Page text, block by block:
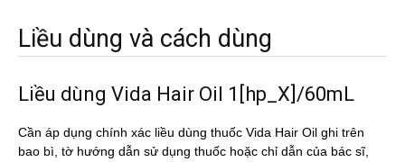
Liều dùng và cách dùng
Liều dùng Vida Hair Oil 1[hp_X]/60mL
Cần áp dụng chính xác liều dùng thuốc Vida Hair Oil ghi trên
bao bì, tờ hướng dẫn sử dụng thuốc hoặc chỉ dẫn của bác sĩ,